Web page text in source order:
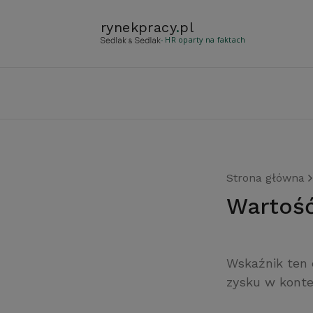
rynekpracy.pl
- HR oparty na faktach
Strona główna
Wskaźnik ten
zysku w